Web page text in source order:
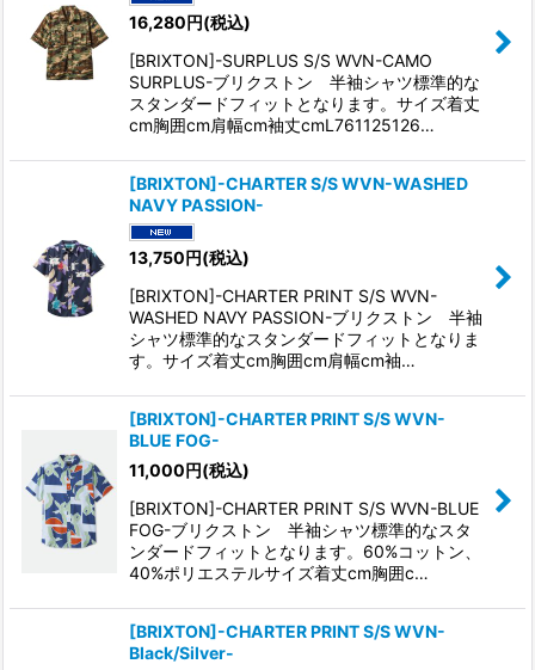
16,280円(税込)
[BRIXTON]-SURPLUS S/S WVN-CAMO
SURPLUS-ブリクストン 半袖シャツ標準的な
スタンダードフィットとなります。サイズ着丈
cm胸囲cm肩幅cm袖丈cmL761125126…
[BRIXTON]-CHARTER S/S WVN-WASHED
NAVY PASSION-
13,750円(税込)
[BRIXTON]-CHARTER PRINT S/S WVN-
WASHED NAVY PASSION-ブリクストン 半袖
シャツ標準的なスタンダードフィットとなりま
す。サイズ着丈cm胸囲cm肩幅cm袖…
[BRIXTON]-CHARTER PRINT S/S WVN-
BLUE FOG-
11,000円(税込)
[BRIXTON]-CHARTER PRINT S/S WVN-BLUE
FOG-ブリクストン 半袖シャツ標準的なスタ
ンダードフィットとなります。60%コットン、
40%ポリエステルサイズ着丈cm胸囲c…
[BRIXTON]-CHARTER PRINT S/S WVN-
Black/Silver-